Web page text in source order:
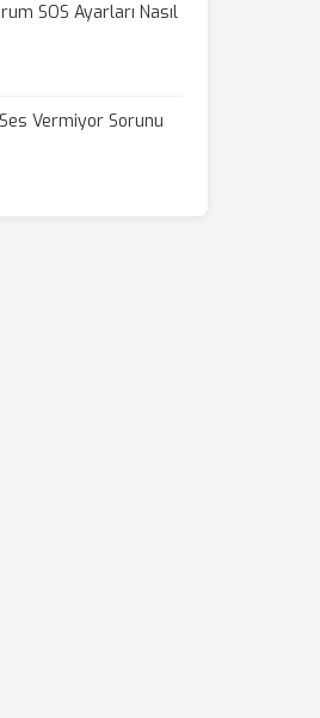
SOS Ayarları Nasıl
Vermiyor Sorunu